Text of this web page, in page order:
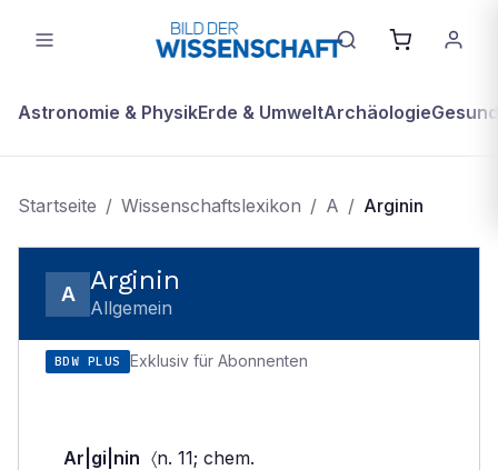
Astronomie & PhysikErde & UmweltArchäologie
Startseite / Wissenschaftslexikon / A / Arginin
A Arginin
Allgemein
BDW PLUS Exklusiv für Abonnenten
Ar|gi|nin 〈n. 11; chem.